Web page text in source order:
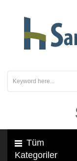
Tüm
Kategoriler